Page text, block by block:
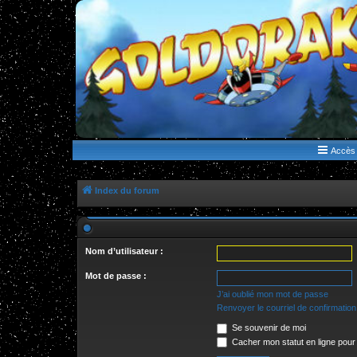
WWW.GOLDORAKGO.COM
le site de la Lune Rouge
Accès
Index du forum
Nom d’utilisateur :
Mot de passe :
J’ai oublié mon mot de passe
Renvoyer le courriel de confirmation
Se souvenir de moi
Cacher mon statut en ligne